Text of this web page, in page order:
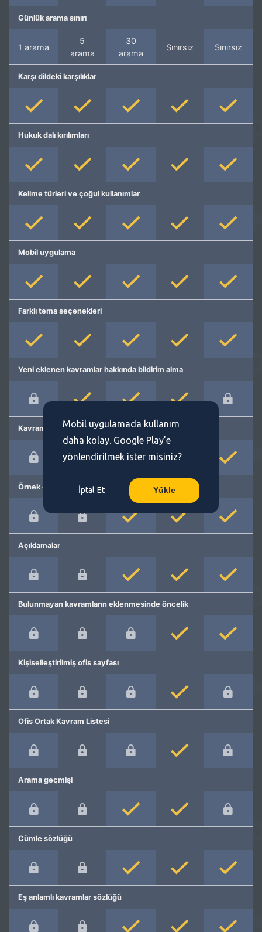
Günlük arama sınırı
1 arama
5
arama
30
arama
Sınırsız Sınırsız
Karşı dildeki karşılıklar
Hukuk dalı kırılımları
Kelime türleri ve çoğul kullanımlar
Mobil uygulama
Farklı tema seçenekleri
Yeni eklenen kavramlar hakkında bildirim alma
Kavram önerme
Örnek cümleler
Açıklamalar
Bulunmayan kavramların eklenmesinde öncelik
Kişiselleştirilmiş ofis sayfası
Ofis Ortak Kavram Listesi
Arama geçmişi
Cümle sözlüğü
Eş anlamlı kavramlar sözlüğü
Mobil uygulamada kullanım
daha kolay. Google Play'e
yönlendirilmek ister misiniz?
İptal Et Yükle